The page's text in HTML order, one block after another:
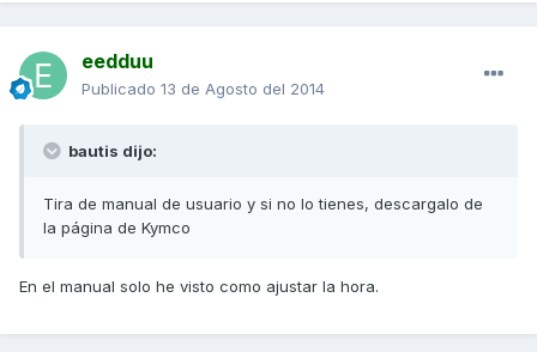
eedduu
Publicado 13 de Agosto del 2014
bautis dijo:
Tira de manual de usuario y si no lo tienes, descargalo de
la página de Kymco
En el manual solo he visto como ajustar la hora.